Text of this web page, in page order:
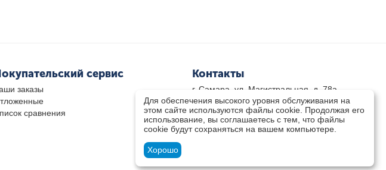
сервис
заказы
сравнения
Контакты
г. Самара, ул. Магистральная, д. 78а
8 800-333-33-79(звонок бесплатный)
8(846)-211-03-15
Пн-Пт 8.30 - 17.30 Сб 9.00 - 16.00
zakaz@teplocity.com
Для обеспечения высокого уровня обслуживания на
этом сайте используются файлы cookie. Продолжая его
использование, вы соглашаетесь с тем, что файлы
cookie будут сохраняться на вашем компьютере.
Хорошо